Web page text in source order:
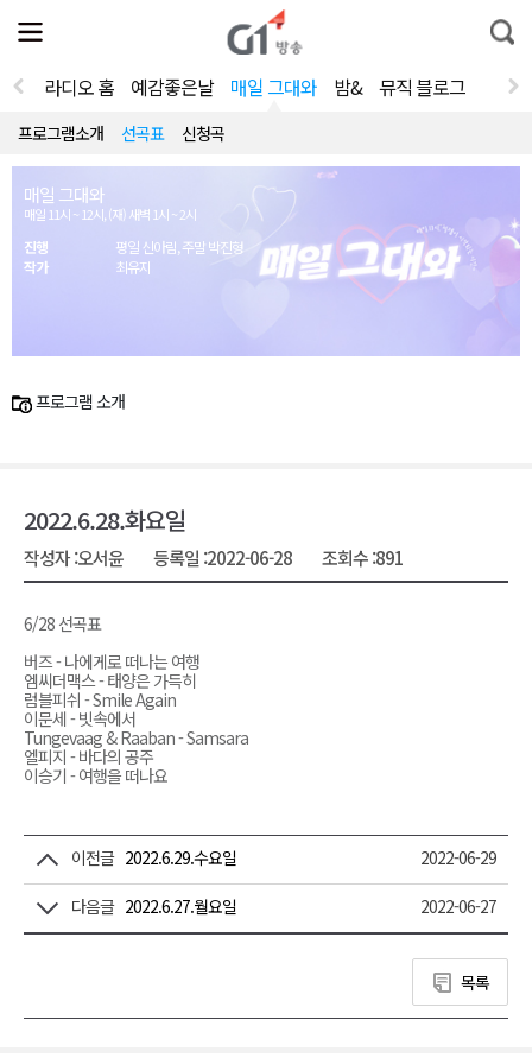
전
체
뉴
열
통
합
라디오 홈 예감좋은날 매일 그대와 밤& 뮤직 블로그
프로그램소개 선곡표 신청곡
매일 그대와
매일 11시 ~ 12시, (재) 새벽 1시 ~ 2시
진행
평일 신아림, 주말 박진형
작가
최유지
프로그램 소개
2022.6.28.화요일
작성자 :오서윤 등록일 :2022-06-28 조회수 :891
6/28 선곡표
버즈 - 나에게로 떠나는 여행
엠씨더맥스 - 태양은 가득히
럼블피쉬 - Smile Again
이문세 - 빗속에서
Tungevaag & Raaban - Samsara
엘피지 - 바다의 공주
이승기 - 여행을 떠나요
이전글 2022.6.29.수요일 2022-06-29
다음글 2022.6.27.월요일 2022-06-27
목록